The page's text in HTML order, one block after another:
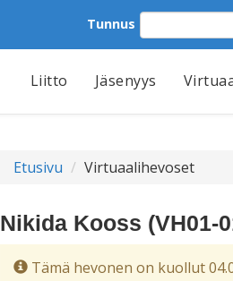
Tunnus
Liitto Jäsenyys
Etusivu Virtuaalihevoset
Nikida Kooss (VH01-
Tämä hevonen on kuollut